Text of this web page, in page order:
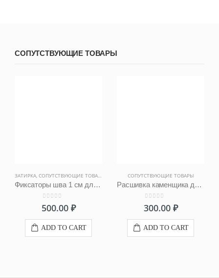
СОПУТСТВУЮЩИЕ ТОВАРЫ
ЗАТИРКА, СОПУТСТВУЮЩИЕ ТОВАРЫ
Фиксаторы шва 1 см для укладки декоративного кирпича
0out of 5
500.00 ₽
ADD TO CART
СОПУТСТВУЮЩИЕ ТОВАРЫ
Расшивка каменщика для швов плоская, 10мм
0 out of 5
300.00 ₽
ADD TO CART